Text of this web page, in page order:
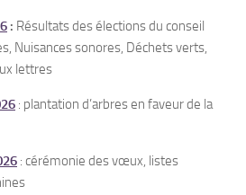
: Résultats des élections du conseil
Nuisances sonores, Déchets verts,
lettres
: plantation d’arbres en faveur de la
: cérémonie des vœux, listes